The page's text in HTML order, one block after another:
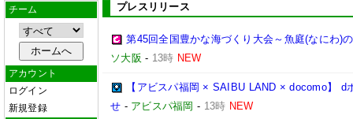
チーム
アカウント
ログイン
新規登録
プレスリリース
第45回全国豊かな海づくり大会～魚庭(なにわ)
ソ大阪 - 13時 NEW
【アビスパ福岡 × SAIBU LAND × docomo】
せ - アビスパ福岡 - 13時 NEW